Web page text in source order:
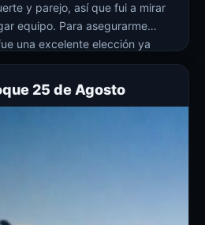
y parejo, así que fui a mirar
equipo. Para asegurarme
una excelente elección ya
grande. Me metí a la […]
25 de Agosto